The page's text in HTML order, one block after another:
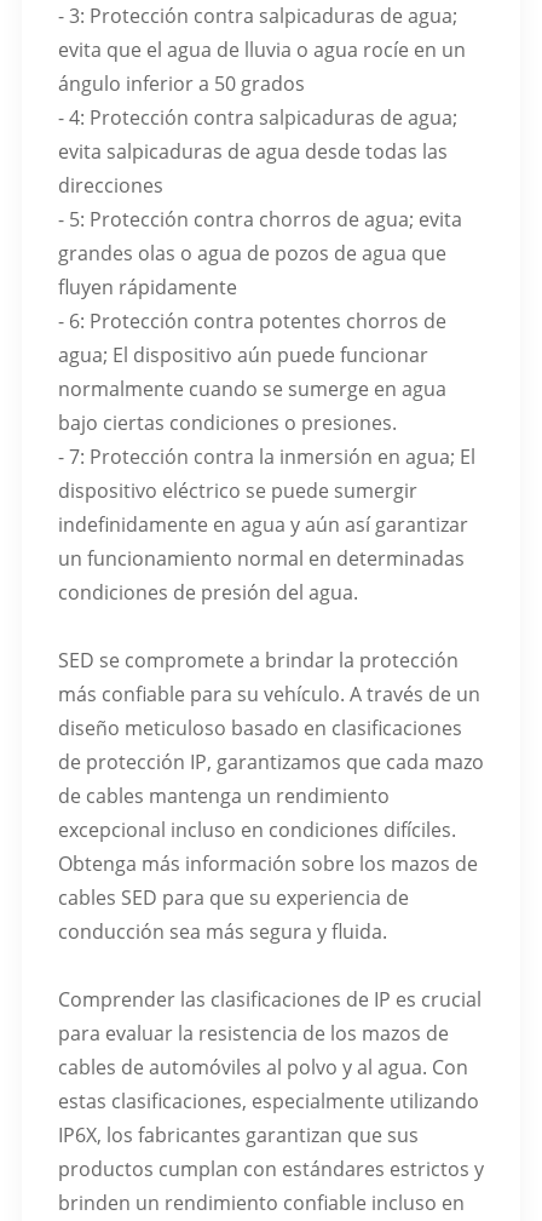
- 3: Protección contra salpicaduras de agua;
evita que el agua de lluvia o agua rocíe en un
ángulo inferior a 50 grados
- 4: Protección contra salpicaduras de agua;
evita salpicaduras de agua desde todas las
direcciones
- 5: Protección contra chorros de agua; evita
grandes olas o agua de pozos de agua que
fluyen rápidamente
- 6: Protección contra potentes chorros de
agua; El dispositivo aún puede funcionar
normalmente cuando se sumerge en agua
bajo ciertas condiciones o presiones.
- 7: Protección contra la inmersión en agua; El
dispositivo eléctrico se puede sumergir
indefinidamente en agua y aún así garantizar
un funcionamiento normal en determinadas
condiciones de presión del agua.
SED se compromete a brindar la protección
más confiable para su vehículo. A través de un
diseño meticuloso basado en clasificaciones
de protección IP, garantizamos que cada mazo
de cables mantenga un rendimiento
excepcional incluso en condiciones difíciles.
Obtenga más información sobre los mazos de
cables SED para que su experiencia de
conducción sea más segura y fluida.
Comprender las clasificaciones de IP es crucial
para evaluar la resistencia de los mazos de
cables de automóviles al polvo y al agua. Con
estas clasificaciones, especialmente utilizando
IP6X, los fabricantes garantizan que sus
productos cumplan con estándares estrictos y
brinden un rendimiento confiable incluso en